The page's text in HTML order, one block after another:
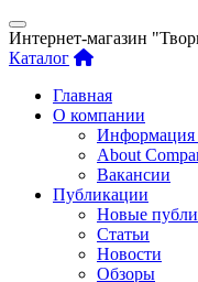
Интернет-магазин
Каталог
Главная
О компании
Информация
About
Вакансии
Публикации
Новые
Статьи
Новости
Обзоры